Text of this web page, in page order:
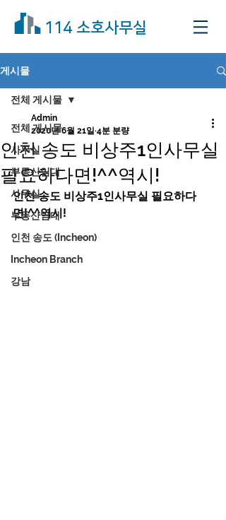
114 소호사무실
게시물
전체 게시물
사무실
부동산임대
사무실
부동산임대
인천 송도 (Incheon)
Incheon Branch
강남
전체 게시물
인천 송도 비상주1인사무실
필요하다면!^^역시!
Admin
2020년 6월 21일 4분 분량
인천 송도 비상주1인사무실 필요하다
면!^^역시!